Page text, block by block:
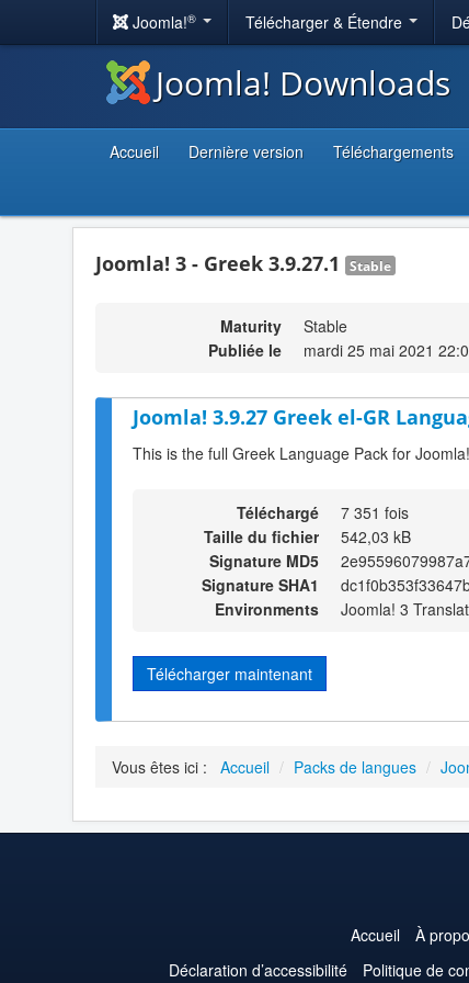
Joomla!® Télécharger & Étendre
Joomla! Downloads
Accueil Dernière version Téléchargements
Joomla! 3 - Greek 3.9.27.1 Stable
Maturity
Stable
Publiée le
mardi 25 mai 2021
Joomla! 3.9.27 Greek el-GR
This is the full Greek Language Pack for
Téléchargé
7 351 fois
Taille du fichier
542,03 kB
Signature MD5
Signature SHA1
Environments
Joomla! 3
Télécharger maintenant
Vous êtes ici : Accueil / Packs de langues /
Accueil À
Déclaration d’accessibilité
Politique de